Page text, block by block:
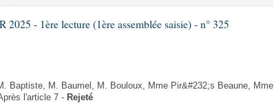
- 1ère lecture (1ère assemblée saisie) - n° 325
Baptiste, M. Baumel, M. Bouloux, Mme Pir&#232;s Beaune, Mme
l'article 7 - Rejeté